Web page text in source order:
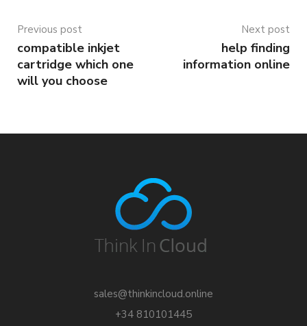
Previous post
compatible inkjet
cartridge which one
will you choose
Next post
help finding
information online
sales@thinkincloud.online
+34 810101445